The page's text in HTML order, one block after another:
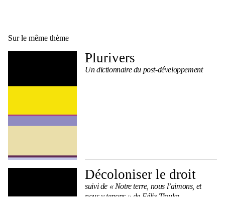
Sur le même thème
Plurivers
Un dictionnaire du post-développement
Décoloniser le droit
suivi de « Notre terre, nous l’aimons, et
nous y tenons » de Félix Tiouka